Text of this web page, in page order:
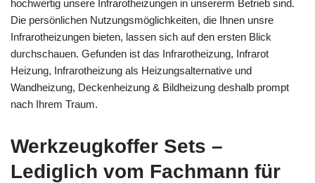
hochwertig unsere Infrarotheizungen in unsererm Betrieb sind.
Die persönlichen Nutzungsmöglichkeiten, die Ihnen unsre
Infrarotheizungen bieten, lassen sich auf den ersten Blick
durchschauen. Gefunden ist das Infrarotheizung, Infrarot
Heizung, Infrarotheizung als Heizungsalternative und
Wandheizung, Deckenheizung & Bildheizung deshalb prompt
nach Ihrem Traum.
Werkzeugkoffer Sets –
Lediglich vom Fachmann für